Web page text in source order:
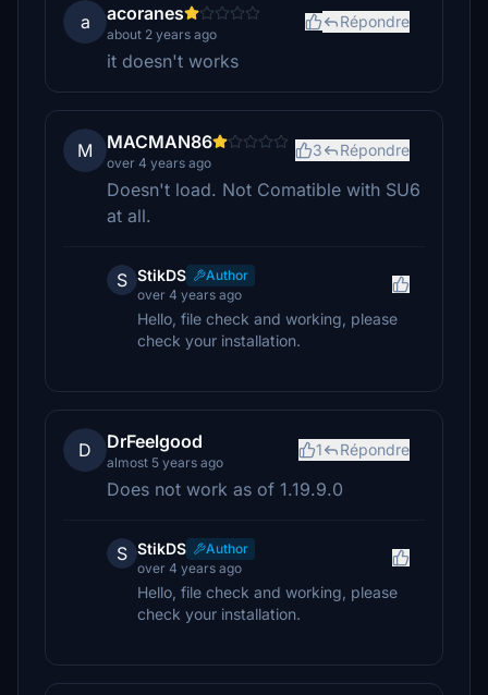
a acoranes
about 2 years ago
Répondre
it doesn't works
M MACMAN86
over 4 years ago
3 Répondre
Doesn't load. Not Comatible with SU6
at all.
S StikDS
Author
over 4 years ago
Hello, file check and working, please
check your installation.
D DrFeelgood
almost 5 years ago
1 Répondre
Does not work as of 1.19.9.0
S StikDS
Author
over 4 years ago
Hello, file check and working, please
check your installation.